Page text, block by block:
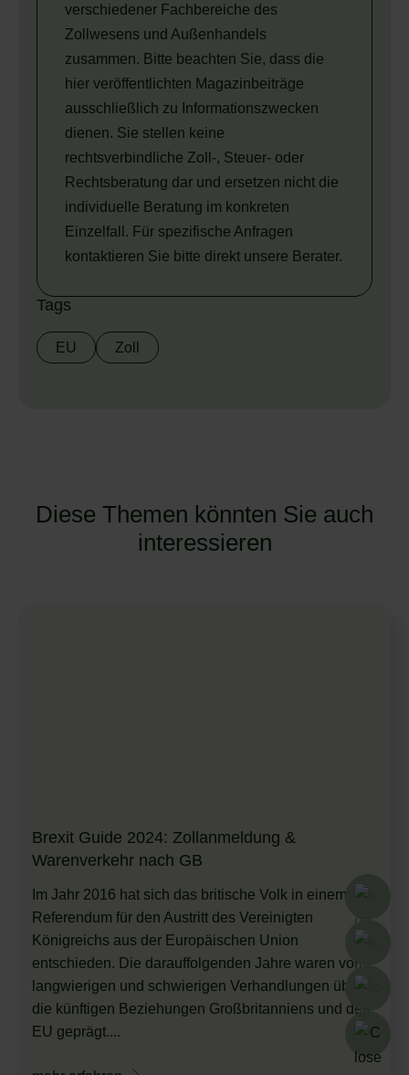
verschiedener Fachbereiche des
Zollwesens und Außenhandels
zusammen. Bitte beachten Sie, dass die
hier veröffentlichten Magazinbeiträge
ausschließlich zu Informationszwecken
dienen. Sie stellen keine
rechtsverbindliche Zoll-, Steuer- oder
Rechtsberatung dar und ersetzen nicht die
individuelle Beratung im konkreten
Einzelfall. Für spezifische Anfragen
kontaktieren Sie bitte direkt unsere Berater.
Tags
EU Zoll
Diese Themen könnten Sie auch
interessieren
Brexit Guide 2024: Zollanmeldung &
Warenverkehr nach GB
Im Jahr 2016 hat sich das britische Volk in einem
Referendum für den Austritt des Vereinigten
Königreichs aus der Europäischen Union
entschieden. Die darauffolgenden Jahre waren von
langwierigen und schwierigen Verhandlungen über
die künftigen Beziehungen Großbritanniens und der
EU geprägt....